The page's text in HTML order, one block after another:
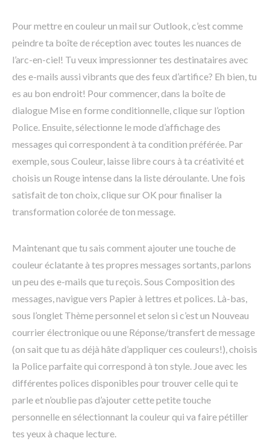
Pour mettre en couleur un mail sur Outlook, c’est comme
peindre ta boîte de réception avec toutes les nuances de
l’arc-en-ciel! Tu veux impressionner tes destinataires avec
des e-mails aussi vibrants que des feux d’artifice? Eh bien, tu
es au bon endroit! Pour commencer, dans la boîte de
dialogue Mise en forme conditionnelle, clique sur l’option
Police. Ensuite, sélectionne le mode d’affichage des
messages qui correspondent à ta condition préférée. Par
exemple, sous Couleur, laisse libre cours à ta créativité et
choisis un Rouge intense dans la liste déroulante. Une fois
satisfait de ton choix, clique sur OK pour finaliser la
transformation colorée de ton message.
Maintenant que tu sais comment ajouter une touche de
couleur éclatante à tes propres messages sortants, parlons
un peu des e-mails que tu reçois. Sous Composition des
messages, navigue vers Papier à lettres et polices. Là-bas,
sous l’onglet Thème personnel et selon si c’est un Nouveau
courrier électronique ou une Réponse/transfert de message
(on sait que tu as déjà hâte d’appliquer ces couleurs!), choisis
la Police parfaite qui correspond à ton style. Joue avec les
différentes polices disponibles pour trouver celle qui te
parle et n’oublie pas d’ajouter cette petite touche
personnelle en sélectionnant la couleur qui va faire pétiller
tes yeux à chaque lecture.